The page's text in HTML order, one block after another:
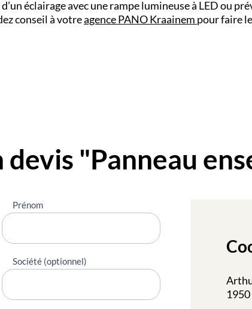
éclairage avec une rampe lumineuse à LED ou
conseil à votreagence PANO Kraainem pour faire
"Panneau
Prénom
Société (optionnel)